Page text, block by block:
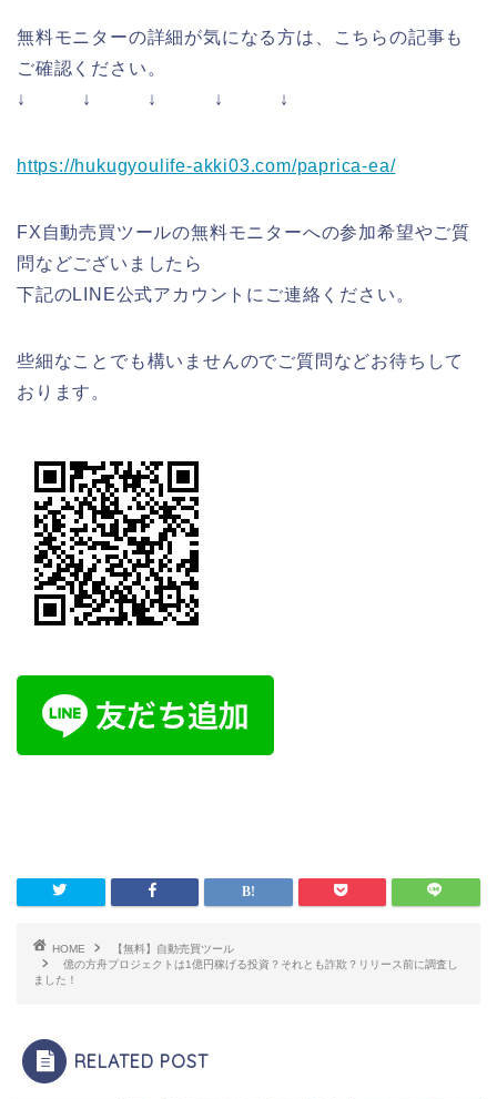
無料モニターの詳細が気になる方は、こちらの記事も
ご確認ください。
↓ ↓ ↓ ↓ ↓
https://hukugyoulife-akki03.com/paprica-ea/
FX自動売買ツールの無料モニターへの参加希望やご質
問などございましたら
下記のLINE公式アカウントにご連絡ください。
些細なことでも構いませんのでご質問などお待ちして
おります。
HOME
【無料】自動売買ツール
億の方舟プロジェクトは1億円稼げる投資？それとも詐欺？リリース前に調査し
ました！
RELATED POST